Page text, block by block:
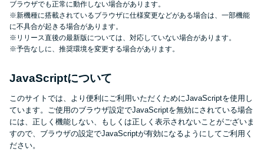
未成年でもお金を借りられる？
学生がお金を借りる方法があ
る？
学生がお金を借りる方法は？親
へのバレにくさや将来への影響
を解説
ブラウザでも正常に動作しない場合があります。
※新機種に搭載されているブラウザに仕様変更などがある場合は、一部機能
に不具合が起きる場合があります。
※リリース直後の最新版については、対応していない場合があります。
※予告なしに、推奨環境を変更する場合があります。
JavaScriptについて
このサイトでは、より便利にご利用いただくためにJavaScriptを使用し
ています。ご使用のブラウザ設定でJavaScriptを無効にされている場合
には、正しく機能しない、もしくは正しく表示されないことがございま
すので、ブラウザの設定でJavaScriptが有効になるようにしてご利用く
ださい。